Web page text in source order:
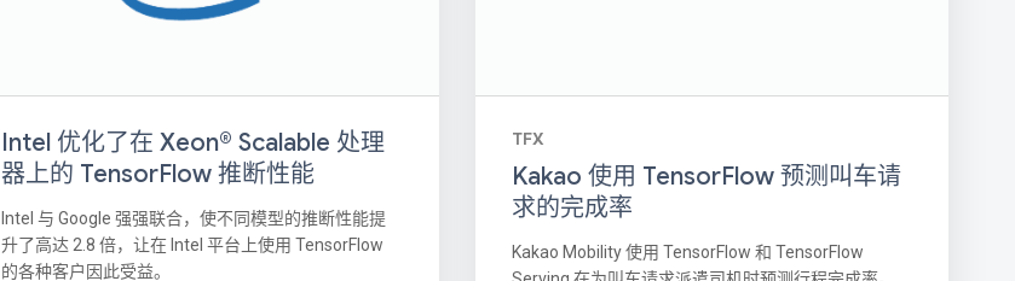
Intel 优化了在 Xeon® Scalable 处理
器上的 TensorFlow 推断性能
Intel 与 Google 强强联合，使不同模型的推断性能提
升了高达 2.8 倍，让在 Intel 平台上使用 TensorFlow
的各种客户因此受益。
TFX
Kakao 使用 TensorFlow 预测叫车请
求的完成率
Kakao Mobility 使用 TensorFlow 和 TensorFlow